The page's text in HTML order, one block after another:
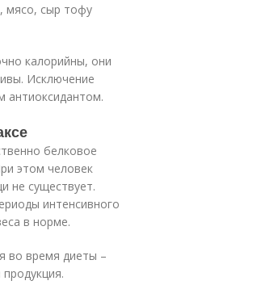
мясо, сыр тофу
калорийны, они
Исключение
антиоксидантом.
белковое
этом человек
не существует.
интенсивного
в норме.
во время диеты –